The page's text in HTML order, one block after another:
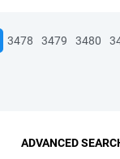
3478 3479 3480
ADVANCED